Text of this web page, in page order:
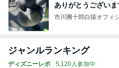
ありがとうございま
市川團十郎白猿オフィ
ジャンルランキング
ディズニーレポ 5,120人参加中